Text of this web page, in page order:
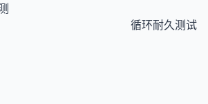
循环耐久测试